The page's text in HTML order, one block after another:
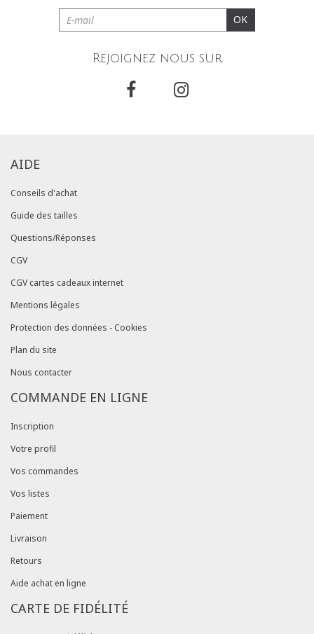
OK
Rejoignez nous sur
AIDE
Conseils d'achat
Guide des tailles
Questions/Réponses
CGV
CGV cartes cadeaux internet
Mentions légales
Protection des données - Cookies
Plan du site
Nous contacter
COMMANDE EN LIGNE
Inscription
Votre profil
Vos commandes
Vos listes
Paiement
Livraison
Retours
Aide achat en ligne
CARTE DE FIDÉLITÉ